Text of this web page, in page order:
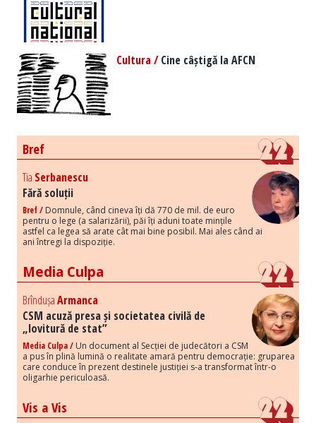
Cultura /Cine câștigă la AFCN
Bref
Tia Serbanescu
Fără soluții
Bref / Domnule, când cineva îți dă 770 de mil. de euro
pentru o lege (a salarizării), păi îți aduni toate mințile
astfel ca legea să arate cât mai bine posibil. Mai ales când ai
ani întregi la dispoziție.
Media Culpa
BrîndușaArmanca
CSM acuză presa și societatea civilă de
„lovitură de stat”
Media Culpa / Un document al Secției de judecători a CSM
a pus în plină lumină o realitate amară pentru democrație: gruparea
care conduce în prezent destinele justiției s-a transformat într-o
oligarhie periculoasă.
Vis a Vis